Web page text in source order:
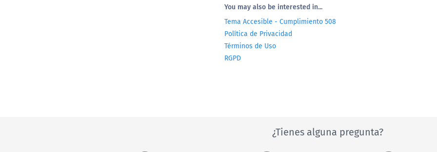
You may also be interested in...
Tema Accesible - Cumplimiento 508
Política de Privacidad
Términos de Uso
RGPD
¿Tienes alguna pregunta?